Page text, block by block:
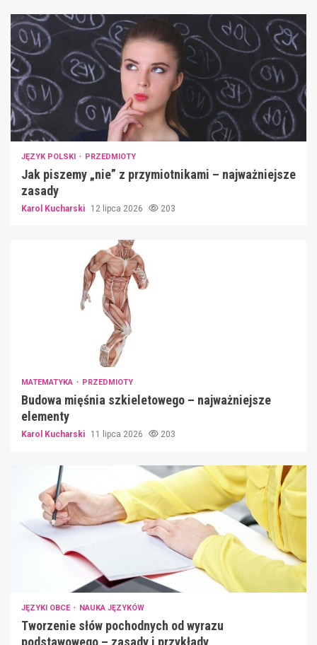
JĘZYK POLSKI PRZEDMIOTY
Jak piszemy „nie” z przymiotnikami – najważniejsze
zasady
Karol Kucharski 12 lipca 2026 203
MATEMATYKA PRZEDMIOTY
Budowa mięśnia szkieletowego – najważniejsze
elementy
Karol Kucharski 11 lipca 2026 203
JĘZYKI OBCE NAUKA JĘZYKÓW
Tworzenie słów pochodnych od wyrazu